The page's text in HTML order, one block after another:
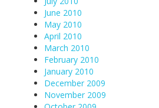
June 2010
May 2010
April 2010
March 2010
February 2010
January 2010
December 2009
November 2009